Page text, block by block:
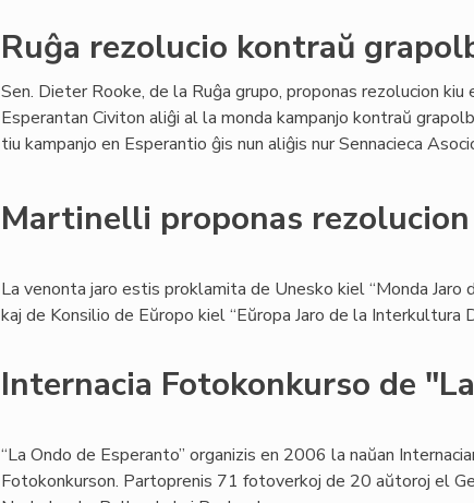
Ruĝa rezolucio kontraŭ
Sen. Dieter Rooke, de la Ruĝa grupo, proponas rezolucion kiu
Esperantan Civiton aliĝi al la monda kampanjo kontraŭ
tiu kampanjo en Esperantio ĝis nun aliĝis nur Sennacieca
Martinelli proponas
La venonta jaro estis proklamita de Unesko kiel “Monda Jaro
kaj de Konsilio de Eŭropo kiel “Eŭropa Jaro de la Interkultura
Internacia Fotokonkurso de
“La Ondo de Esperanto” organizis en 2006 la naŭan
Fotokonkurson. Partoprenis 71 fotoverkoj de 20 aŭtoroj el